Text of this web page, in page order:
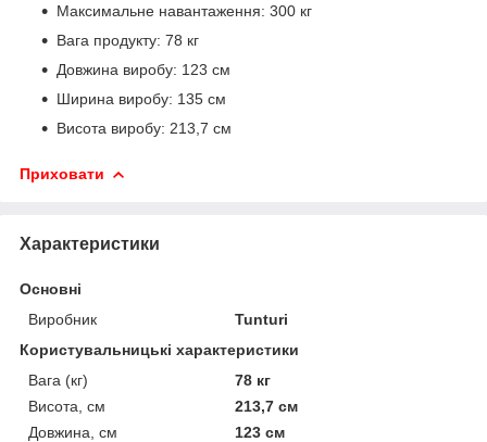
Максимальне навантаження: 300 кг
Вага продукту: 78 кг
Довжина виробу: 123 см
Ширина виробу: 135 см
Висота виробу: 213,7 см
Приховати
Характеристики
Основні
Виробник
Tunturi
Користувальницькі характеристики
Вага (кг)
78 кг
Висота, см
213,7 см
Довжина, см
123 см